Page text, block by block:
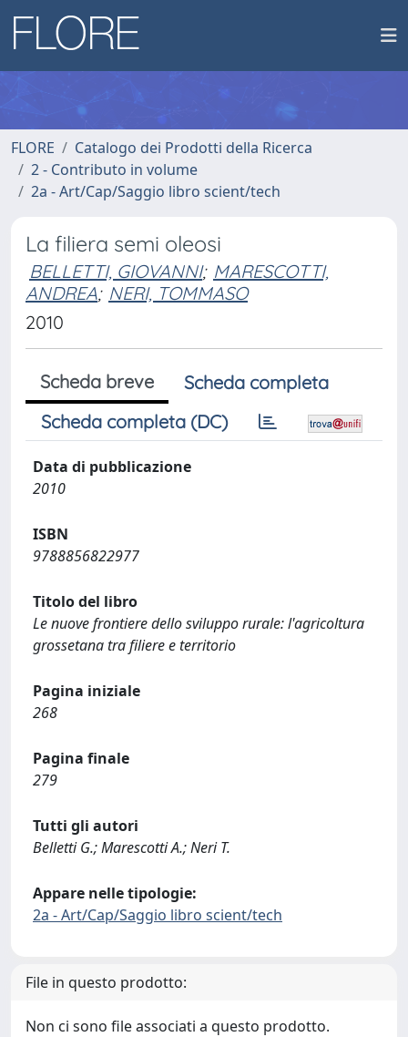
FLORE
Catalogo dei Prodotti della Ricerca
2 - Contributo in volume
2a - Art/Cap/Saggio libro scient/tech
La filiera semi oleosi
BELLETTI, GIOVANNI; MARESCOTTI,
ANDREA; NERI, TOMMASO
2010
Scheda breve
Scheda completa
Scheda completa (DC)
Data di pubblicazione
2010
ISBN
9788856822977
Titolo del libro
Le nuove frontiere dello sviluppo rurale: l'agricoltura
grossetana tra filiere e territorio
Pagina iniziale
268
Pagina finale
279
Tutti gli autori
Belletti G.; Marescotti A.; Neri T.
Appare nelle tipologie:
2a - Art/Cap/Saggio libro scient/tech
File in questo prodotto:
Non ci sono file associati a questo prodotto.